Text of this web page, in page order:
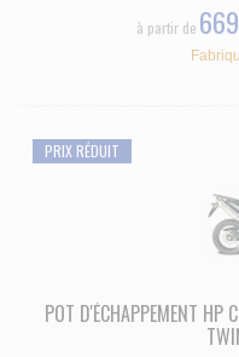
à partir de
PRIX RÉDUIT
POT D'ÉCHAPPEMENT HP